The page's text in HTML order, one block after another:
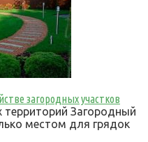
загородных участков
Загородный
местом для грядок